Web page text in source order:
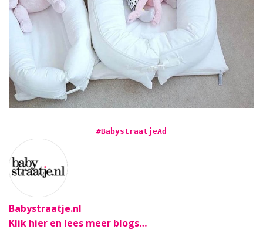
#BabystraatjeAd
Babystraatje.nl
Klik hier en lees meer blogs…